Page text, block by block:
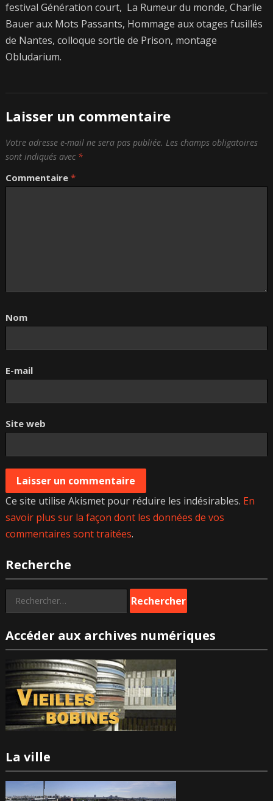
festival Génération court, La Rumeur du monde, Charlie
Bauer aux Mots Passants, Hommage aux otages fusillés
de Nantes, colloque sortie de Prison, montage
Obludarium.
Laisser un commentaire
Votre adresse e-mail ne sera pas publiée. Les champs obligatoires
sont indiqués avec *
Commentaire *
Nom
E-mail
Site web
Ce site utilise Akismet pour réduire les indésirables. En
savoir plus sur la façon dont les données de vos
commentaires sont traitées.
Recherche
Rechercher :
Accéder aux archives numériques
La ville